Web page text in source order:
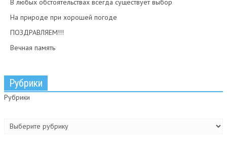
В любых обстоятельствах всегда существует выбор
На природе при хорошей погоде
ПОЗДРАВЛЯЕМ!!!
Вечная память
Рубрики
Рубрики